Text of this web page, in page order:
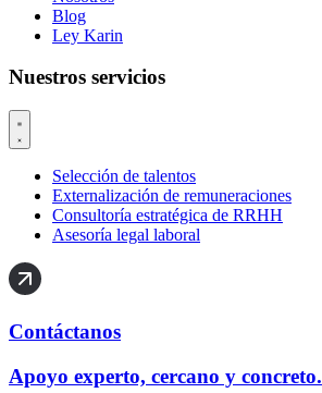
Blog
Ley Karin
Nuestros servicios
Selección de talentos
Externalización de remuneraciones
Consultoría estratégica de RRHH
Asesoría legal laboral
Contáctanos
Apoyo experto, cercano y concreto.